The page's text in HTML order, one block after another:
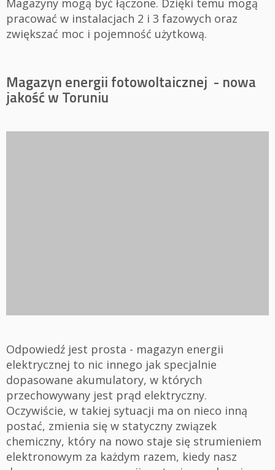
pracować w instalacjach 2 i 3 fazowych oraz
zwiększać moc i pojemność użytkową.
Magazyn energii fotowoltaicznej - nowa
jakość w Toruniu
Odpowiedź jest prosta - magazyn energii
elektrycznej to nic innego jak specjalnie
dopasowane akumulatory, w których
przechowywany jest prąd elektryczny.
Oczywiście, w takiej sytuacji ma on nieco inną
postać, zmienia się w statyczny związek
chemiczny, który na nowo staje się strumieniem
elektronowym za każdym razem, kiedy nasz